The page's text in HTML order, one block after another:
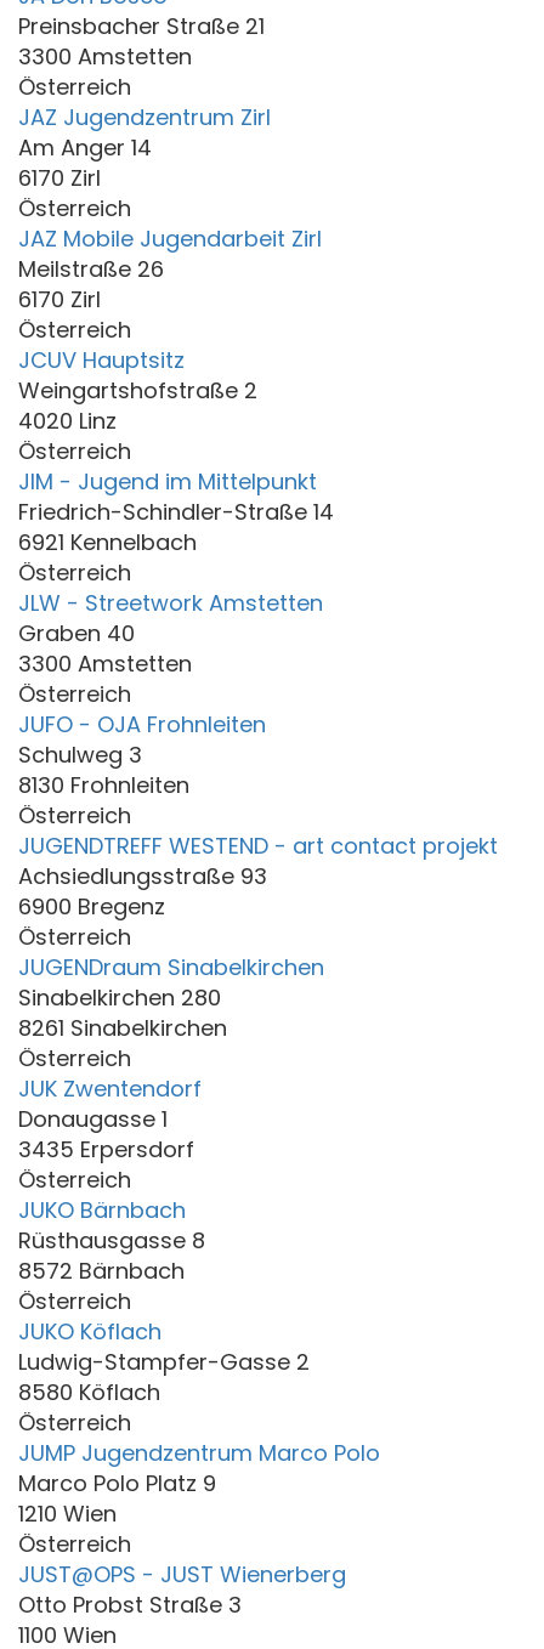
Preinsbacher Straße 21
3300 Amstetten
Österreich
JAZ Jugendzentrum Zirl
Am Anger 14
6170 Zirl
Österreich
JAZ Mobile Jugendarbeit Zirl
Meilstraße 26
6170 Zirl
Österreich
JCUV Hauptsitz
Weingartshofstraße 2
4020 Linz
Österreich
JIM - Jugend im Mittelpunkt
Friedrich-Schindler-Straße 14
6921 Kennelbach
Österreich
JLW - Streetwork Amstetten
Graben 40
3300 Amstetten
Österreich
JUFO - OJA Frohnleiten
Schulweg 3
8130 Frohnleiten
Österreich
JUGENDTREFF WESTEND - art contact projekt
Achsiedlungsstraße 93
6900 Bregenz
Österreich
JUGENDraum Sinabelkirchen
Sinabelkirchen 280
8261 Sinabelkirchen
Österreich
JUK Zwentendorf
Donaugasse 1
3435 Erpersdorf
Österreich
JUKO Bärnbach
Rüsthausgasse 8
8572 Bärnbach
Österreich
JUKO Köflach
Ludwig-Stampfer-Gasse 2
8580 Köflach
Österreich
JUMP Jugendzentrum Marco Polo
Marco Polo Platz 9
1210 Wien
Österreich
JUST@OPS - JUST Wienerberg
Otto Probst Straße 3
1100 Wien